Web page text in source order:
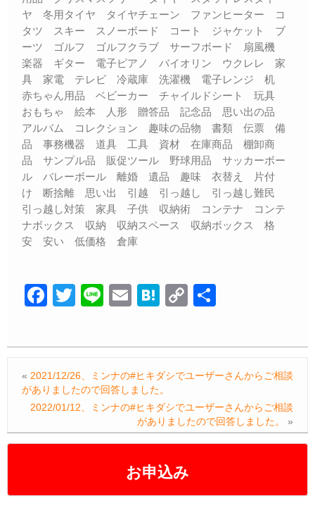
お申込み
ヤ 冬用タイヤ タイヤチェーン ファンヒーター コ
タツ スキー スノーボード コート ジャケット ブ
ーツ ゴルフ ゴルフクラブ サーフボード 扇風機
楽器 ギター 電子ピアノ バイオリン ウクレレ 家
具 家電 テレビ 冷蔵庫 洗濯機 電子レンジ 机
赤ちゃん用品 ベビーカー チャイルドシート 玩具
おもちゃ 絵本 人形 贈答品 記念品 思い出の品
アルバム コレクション 趣味の品物 書類 伝票 備
品 事務機器 道具 工具 資材 在庫商品 棚卸商
品 サンプル品 販促ツール 野球用品 サッカーボー
ル バレーボール 離婚 遺品 趣味 衣替え 片付
け 断捨離 思い出 引越 引っ越し 引っ越し難民
引っ越し対策 家具 子供 収納術 コンテナ コンテ
ナボックス 収納 収納スペース 収納ボックス 格
安 安い 低価格 倉庫
F
c
b
o
o
T
tt
Li
e
E
ail
H
e
a
C
p
Li
n
k
« 2021/12/26、ミンナの#ヒキダシでユーザーさんからご相談
がありましたので回答しました。
2022/01/12、ミンナの#ヒキダシでユーザーさんからご相談
がありましたので回答しました。
»